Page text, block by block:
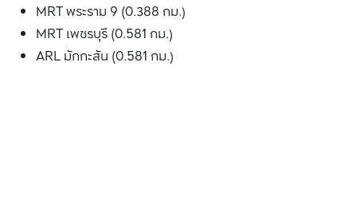
MRT พระราม 9 (0.388 กม.)
MRT เพชรบุรี (0.581 กม.)
ARL มักกะสัน (0.581 กม.)